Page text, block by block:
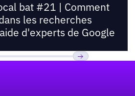
bat #21 | Comment
les recherches
d'experts de Google